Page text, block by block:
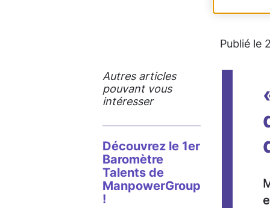
Publié le
Autres articles
pouvant vous
intéresser
Découvrez le 1er
Baromètre
Talents de
ManpowerGroup
!